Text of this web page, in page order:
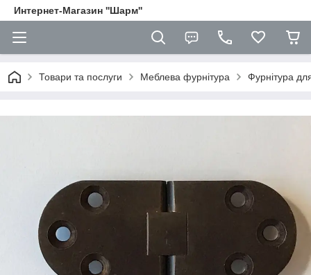
Интернет-Магазин ''Шарм''
Товари та послуги Меблева фурнітура Фурнітура